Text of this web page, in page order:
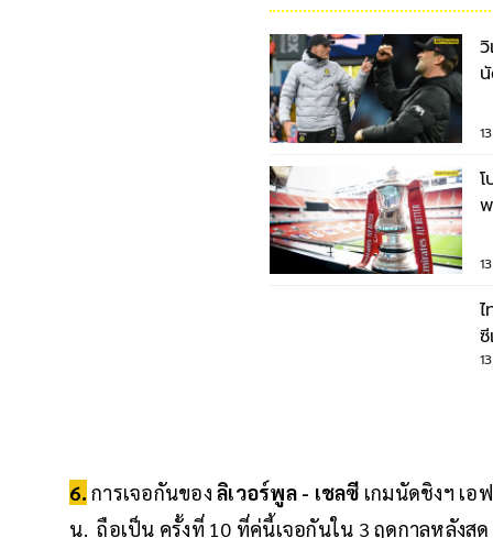
6. การเจอกันของลิเวอร์พูล - เชลซี เกมนัดชิงฯ เอ
น. ถือเป็น ครั้งที่ 10 ที่คู่นี้เจอกันใน 3 ฤดูกาลหลังสุ